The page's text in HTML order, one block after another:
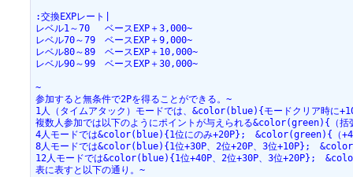
:交換EXPレート|
レベル1～70　 ベースEXP＋3,000~
レベル70～79　ベースEXP＋9,000~
レベル80～89　ベースEXP＋10,000~
レベル90～99　ベースEXP＋30,000~
~
参加すると無条件で2Pを得ることができる。~
1人（タイムアタック）モードでは、&color(blue){モードクリア時に
複数人参加では以下のようにポイントが与えられる&color(green){（括
4人モードでは&color(blue){1位にのみ+20P};　&color(green){（
8人モードでは&color(blue){1位+30P、2位+20P、3位+10P};　
12人モードでは&color(blue){1位+40P、2位+30P、3位+20P};　
表に表すと以下の通り。~